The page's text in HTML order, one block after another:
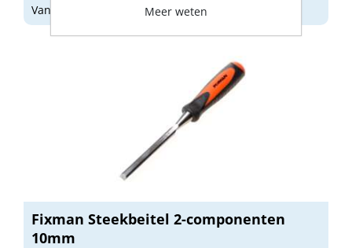
Vandaag besteld, morgen geleverd
Fixman Steekbeitel 2-componenten
10mm
Meer weten